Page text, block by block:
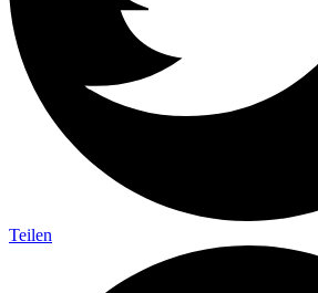
Teilen